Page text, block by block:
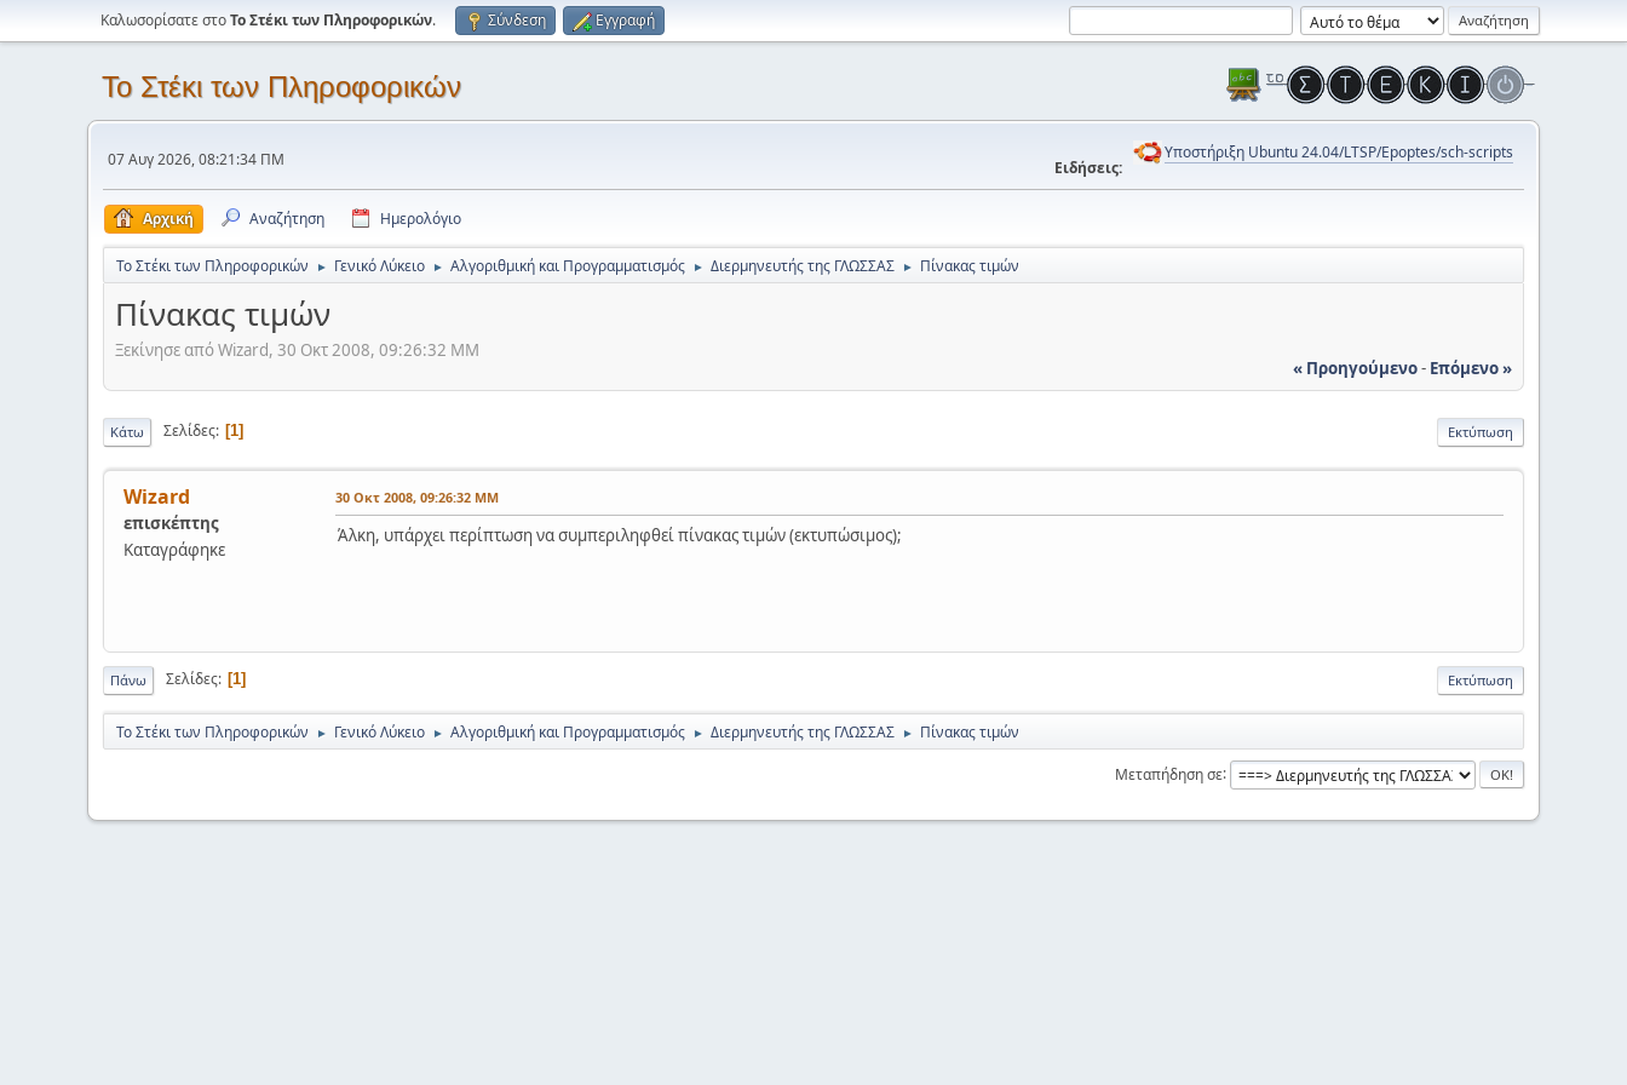
Καλωσορίσατε στοΤο Στέκι των Πληροφορικών. Σύνδεση Εγγραφή
Το Στέκι των Πληροφορικών
07 Αυγ 2026, 08:21:34 ΠΜ Ειδήσεις:
Υποστήριξη Ubuntu 24.04/LTSP/Epoptes/sch-scripts
Αρχική Αναζήτηση Ημερολόγιο
Το Στέκι των Πληροφορικών ► Γενικό Λύκειο ► Αλγοριθμική και Προγραμματισμός ► Διερμηνευτής της ΓΛΩΣΣΑΣ ► Πίνακας τιμών
Πίνακας τιμών
Ξεκίνησε από Wizard, 30 Οκτ 2008, 09:26:32 ΜΜ
« Προηγούμενο- Επόμενο »
Εκτύπωση
Κάτω Σελίδες 1
Wizard
επισκέπτης
Καταγράφηκε
30 Οκτ 2008, 09:26:32 ΜΜ
Άλκη, υπάρχει περίπτωση να συμπεριληφθεί πίνακας τιμών (εκτυπώσιμος);
Εκτύπωση
Πάνω Σελίδες 1
Το Στέκι των Πληροφορικών ► Γενικό Λύκειο ► Αλγοριθμική και Προγραμματισμός ► Διερμηνευτής της ΓΛΩΣΣΑΣ ► Πίνακας τιμών
Μεταπήδηση σε